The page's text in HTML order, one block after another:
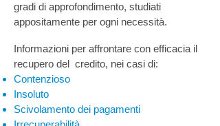
gradi di approfondimento, studiati
appositamente per ogni necessità.
Informazioni per affrontare con efficacia il
recupero del credito, nei casi di:
Contenzioso
Insoluto
Scivolamento dei pagamenti